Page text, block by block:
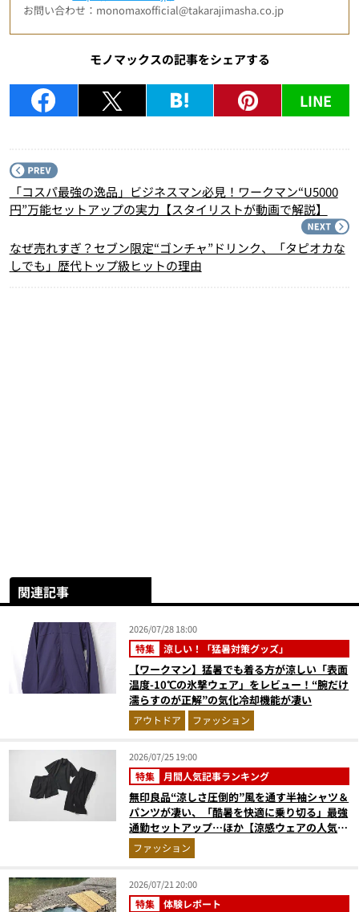
お問い合わせ：monomaxofficial@takarajimasha.co.jp
モノマックスの記事をシェアする
LINE
「コスパ最強の逸品」ビジネスマン必見！ワークマン“U5000
円”万能セットアップの実力【スタイリストが動画で解説】
なぜ売れすぎ？セブン限定“ゴンチャ”ドリンク、「タピオカな
しでも」歴代トップ級ヒットの理由
関連記事
2026/07/28 18:00
特集 涼しい！「猛暑対策グッズ」
【ワークマン】猛暑でも着る方が涼しい「表面
温度-10℃の氷撃ウェア」をレビュー！“腕だけ
濡らすのが正解”の気化冷却機能が凄い
アウトドア ファッション
2026/07/25 19:00
特集 月間人気記事ランキング
無印良品“涼しさ圧倒的”風を通す半袖シャツ＆
パンツが凄い、「酷暑を快適に乗り切る」最強
通勤セットアップ…ほか【涼感ウェアの人気記
事ランキングベスト3】（2026年6月版）
ファッション
2026/07/21 20:00
特集 体験レポート